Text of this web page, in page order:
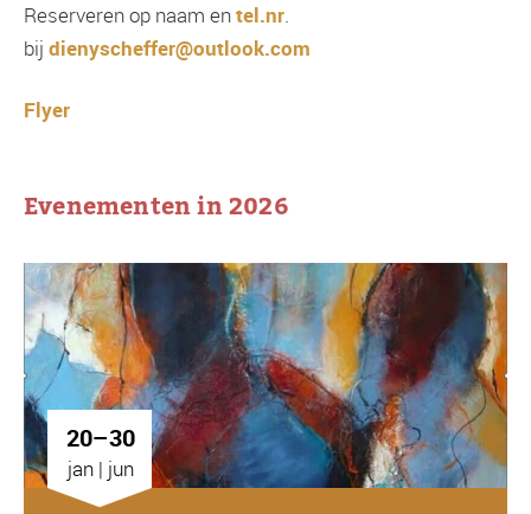
Reserveren op naam entel.nr.
bij dienyscheffer@outlook.com
Flyer
Evenementen in 2026
20–30
jan | jun